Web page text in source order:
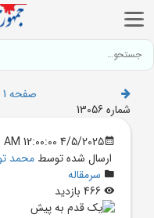
صفحه 1
شماره 13056
4/5/2025 12:00:00 AM
ارسال شده توسط محمد
سرمقاله